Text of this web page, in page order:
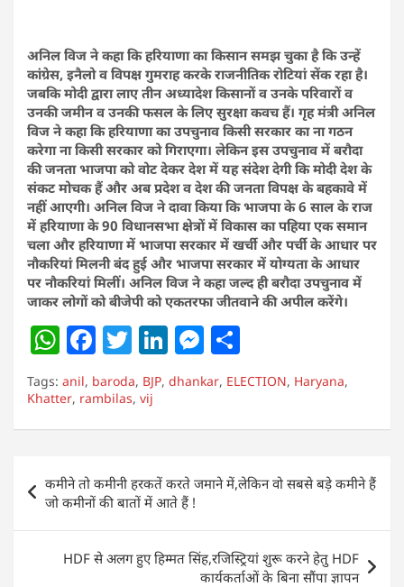
अनिल विज ने कहा कि हरियाणा का किसान समझ चुका है कि उन्हें
कांग्रेस, इनैलो व विपक्ष गुमराह करके राजनीतिक रोटियां सेंक रहा है।
जबकि मोदी द्वारा लाए तीन अध्यादेश किसानों व उनके परिवारों व
उनकी जमीन व उनकी फसल के लिए सुरक्षा कवच हैं। गृह मंत्री अनिल
विज ने कहा कि हरियाणा का उपचुनाव किसी सरकार का ना गठन
करेगा ना किसी सरकार को गिराएगा। लेकिन इस उपचुनाव में बरौदा
की जनता भाजपा को वोट देकर देश में यह संदेश देगी कि मोदी देश के
संकट मोचक हैं और अब प्रदेश व देश की जनता विपक्ष के बहकावे में
नहीं आएगी। अनिल विज ने दावा किया कि भाजपा के 6 साल के राज
में हरियाणा के 90 विधानसभा क्षेत्रों में विकास का पहिया एक समान
चला और हरियाणा में भाजपा सरकार में खर्ची और पर्ची के आधार पर
नौकरियां मिलनी बंद हुई और भाजपा सरकार में योग्यता के आधार
पर नौकरियां मिलीं। अनिल विज ने कहा जल्द ही बरौदा उपचुनाव में
जाकर लोगों को बीजेपी को एकतरफा जीतवाने की अपील करेंगे।
W
h
at
s
p
p
F
a
c
e
o
o
k
T
w
itt
er
Li
n
k
e
n
M
e
ss
e
g
h
ar
e
Tags: anil, baroda, BJP, dhankar, ELECTION, Haryana,
Khatter, rambilas, vij
navigation
कमीने तो कमीनी हरकतें करते जमाने में,लेकिन वो सबसे बड़े कमीने हैं
जो कमीनों की बातों में आते हैं !
HDF से अलग हुए हिम्मत सिंह,रजिस्ट्रियां शुरू करने हेतु HDF
कार्यकर्ताओं के बिना सौंपा ज्ञापन